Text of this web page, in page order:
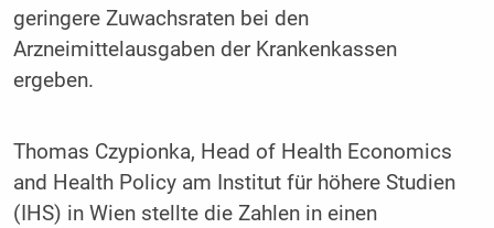
geringere Zuwachsraten bei den
Arzneimittelausgaben der Krankenkassen
ergeben.
Thomas Czypionka, Head of Health Economics
and Health Policy am Institut für höhere Studien
(IHS) in Wien stellte die Zahlen in einen